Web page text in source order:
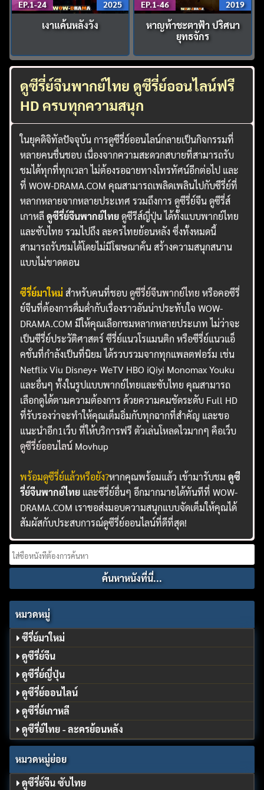
EP.1-24 2025
เงาแค้นหลังวัง
EP.1-46 2019
หาญท้าชะตาฟ้า ปริศนา
ยุทธจักร
ดูซีรี่ย์จีนพากย์ไทย ดูซีรี่ย์ออนไลน์ฟรี
HD ครบทุกความสนุก
ในยุคดิจิทัลปัจจุบัน การดูซีรี่ย์ออนไลน์กลายเป็นกิจกรรมที่
หลายคนชื่นชอบ เนื่องจากความสะดวกสบายที่สามารถรับ
ชมได้ทุกที่ทุกเวลา ไม่ต้องรอฉายทางโทรทัศน์อีกต่อไป และ
ที่ WOW-DRAMA.COM คุณสามารถเพลิดเพลินไปกับซีรี่ย์ที่
หลากหลายจากหลายประเทศ รวมถึงการ ดูซีรี่ย์จีน ดูซีรี่ส์
เกาหลีดูซีรี่ย์จีนพากย์ไทยดูซีรีส์ญี่ปุ่น ได้ทั้งแบบพากย์ไทย
และซับไทย รวมไปถึง ละครไทยย้อนหลัง ซึ่งทั้งหมดนี้
สามารถรับชมได้โดยไม่มีโฆษณาคั่น สร้างความสนุกสนาน
แบบไม่ขาดตอน
ซีรี่ย์มาใหม่ สำหรับคนที่ชอบดูซีรี่ย์จีนพากย์ไทย หรือคอซีรี่
ย์จีนที่ต้องการดื่มด่ำกับเรื่องราวอันน่าประทับใจ WOW-
DRAMA.COM มีให้คุณเลือกชมหลากหลายประเภท ไม่ว่าจะ
เป็นซีรี่ย์ประวัติศาสตร์ ซีรี่ย์แนวโรแมนติก หรือซีรี่ย์แนวแอ็
คชั่นที่กำลังเป็นที่นิยม ได้รวบรวมจากทุกแพลตฟอร์ม เช่น
Netflix Viu Disney+ WeTV HBO iQiyi Monomax Youku
และอื่นๆ ทั้งในรูปแบบพากย์ไทยและซับไทย คุณสามารถ
เลือกดูได้ตามความต้องการ ด้วยความคมชัดระดับ Full HD
ที่รับรองว่าจะทำให้คุณเต็มอิ่มกับทุกฉากที่สำคัญ และขอ
แนะนำอีก1เว็บ ที่ให้บริการฟรี ตัวเล่นโหลดไวมากๆ คือเว็บ
ดูซีรี่ย์ออนไลน์ Movhup
พร้อมดูซีรี่ย์แล้วหรือยัง?หากคุณพร้อมแล้ว เข้ามารับชมดูซี
รี่ย์จีนพากย์ไทย และซีรี่ย์อื่นๆ อีกมากมายได้ทันทีที่ WOW-
DRAMA.COM เราขอส่งมอบความสนุกแบบจัดเต็มให้คุณได้
สัมผัสกับประสบการณ์ดูซีรี่ย์ออนไลน์ที่ดีที่สุด!
Search
for:
หมวดหมู่
ซีรี่ย์มาใหม่
ดูซีรี่ย์จีน
ดูซีรี่ย์ญี่ปุ่น
ดูซีรี่ย์ออนไลน์
ดูซีรี่ย์เกาหลี
ดูซีรี่ย์ไทย - ละครย้อนหลัง
หมวดหมู่ย่อย
ดูซีรี่ย์จีน ซับไทย